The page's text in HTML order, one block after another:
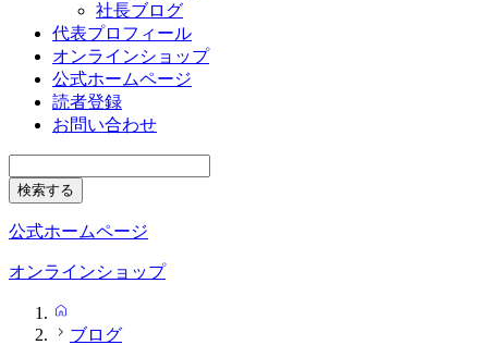
社長ブログ
代表プロフィール
オンラインショップ
公式ホームページ
読者登録
お問い合わせ
公式ホームページ
オンラインショップ
ブログ